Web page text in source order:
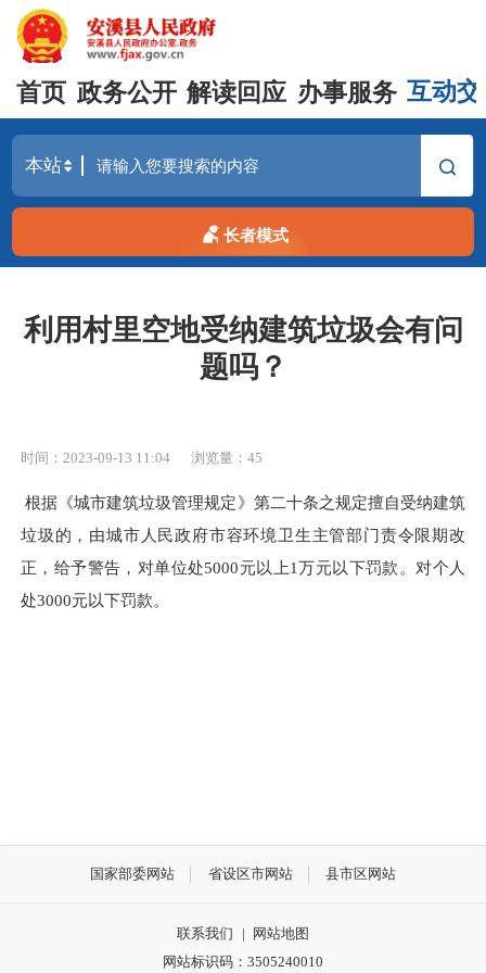
首页 政务公开 解读回应 办事服务 互动
长者模式
利用村里空地受纳建筑垃圾会有问
题吗？
时间：2023-09-13 11:04 浏览量： 45
根据《城市建筑垃圾管理规定》第二十条之规定擅自受纳建筑
垃圾的，由城市人民政府市容环境卫生主管部门责令限期改
正，给予警告，对单位处5000元以上1万元以下罚款。对个人
处3000元以下罚款。
国家部委网站 省设区市网站 县市区网站
联系我们 |
网站地图
网站标识码：3505240010